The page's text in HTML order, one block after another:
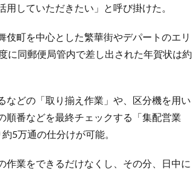
していただきたい」と呼び掛けた。
町を中心とした繁華街やデパートのエリ
に同郵便局管内で差し出された年賀状は約
などの「取り揃え作業」や、区分機を用い
順番などを最終チェックする「集配営業
5万通の仕分けが可能。
業をできるだけなくし、その分、日中に